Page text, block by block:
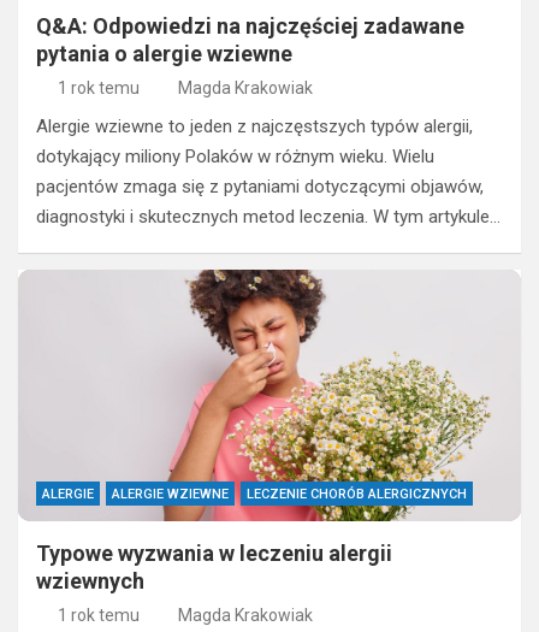
Q&A: Odpowiedzi na najczęściej zadawane
pytania o alergie wziewne
1 rok temu Magda Krakowiak
Alergie wziewne to jeden z najczęstszych typów alergii,
dotykający miliony Polaków w różnym wieku. Wielu
pacjentów zmaga się z pytaniami dotyczącymi objawów,
diagnostyki i skutecznych metod leczenia. W tym artykule…
ALERGIE ALERGIE WZIEWNE LECZENIE CHORÓB ALERGICZNYCH
Typowe wyzwania w leczeniu alergii
wziewnych
1 rok temu Magda Krakowiak